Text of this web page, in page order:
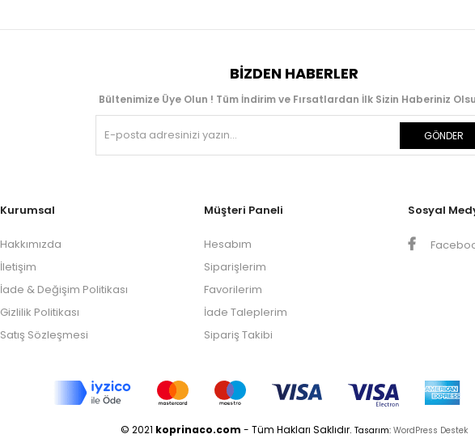
BIZDEN HABERLER
Bültenimize Üye Olun ! Tüm İndirim ve Fırsatlardan İlk Sizin Haberiniz
GÖNDER
Kurumsal
Hakkımızda
İletişim
İade & Değişim Politikası
Gizlilik Politikası
Satış Sözleşmesi
Müşteri Paneli
Hesabım
Siparişlerim
Favorilerim
İade Taleplerim
Sipariş Takibi
Sosyal
© 2021 koprinaco.com - Tüm Hakları Saklıdır. Tasarım: WordPress Destek